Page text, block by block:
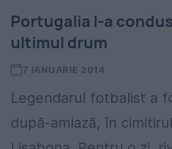
Portugalia l-a
ultimul drum
7 IANUARIE 2014
Legendarul fotbalist a
după-amiază, în